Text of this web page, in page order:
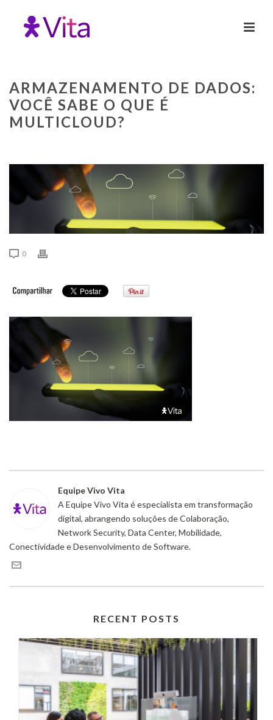
ARMAZENAMENTO DE DADOS:
VOCÊ SABE O QUE É
MULTICLOUD?
0
Equipe Vivo Vita
A Equipe Vivo Vita é especialista em transformação
digital, abrangendo soluções de Colaboração,
Network Security, Data Center, Mobilidade,
Conectividade e Desenvolvimento de Software.
RECENT POSTS